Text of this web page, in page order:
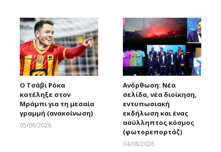
Ο Τσάβι Ρόκα
κατέληξε στον
Μράμπι για τη μεσαία
γραμμή (ανακοίνωση)
05/08/2026
Ανόρθωση: Νέα
σελίδα, νέα διοίκηση,
εντυπωσιακή
εκδήλωση και ένας
ασύλληπτος κόσμος
(φωτορεπορτάζ)
04/08/2026